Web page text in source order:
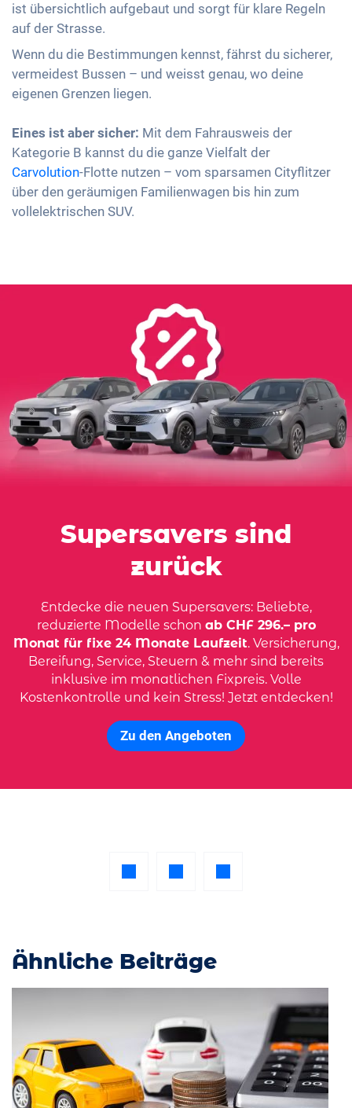
ist übersichtlich aufgebaut und sorgt für klare Regeln
auf der Strasse.
Wenn du die Bestimmungen kennst, fährst du sicherer,
vermeidest Bussen – und weisst genau, wo deine
eigenen Grenzen liegen.
Eines ist aber sicher: Mit dem Fahrausweis der
Kategorie B kannst du die ganze Vielfalt der
Carvolution-Flotte nutzen – vom sparsamen Cityflitzer
über den geräumigen Familienwagen bis hin zum
vollelektrischen SUV.
Supersavers sind
zurück
Entdecke die neuen Supersavers: Beliebte,
reduzierte Modelle schon ab CHF 296.– pro
Monat für fixe 24 Monate Laufzeit. Versicherung,
Bereifung, Service, Steuern & mehr sind bereits
inklusive im monatlichen Fixpreis. Volle
Kostenkontrolle und kein Stress! Jetzt entdecken!
Zu den Angeboten
Ähnliche Beiträge